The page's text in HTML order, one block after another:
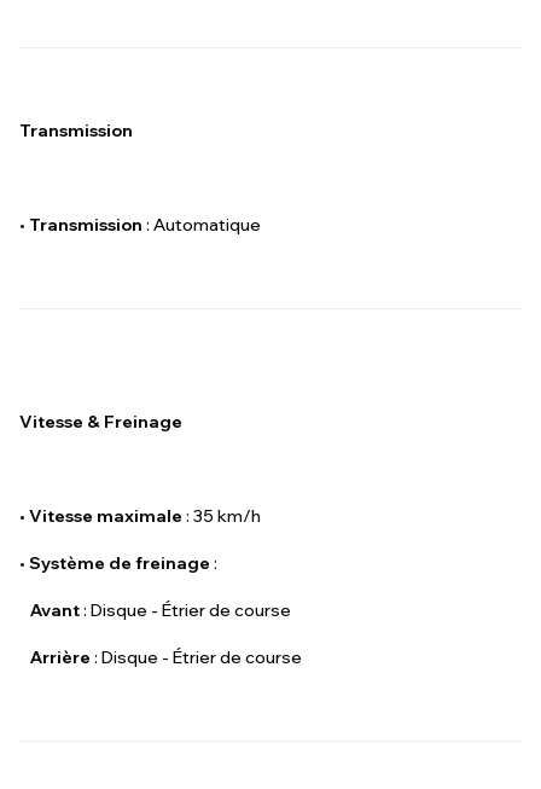
Transmission
• Transmission : Automatique
Vitesse & Freinage
• Vitesse maximale : 35 km/h
• Système de freinage :
Avant: Disque - Étrier de course
Arrière : Disque - Étrier de course